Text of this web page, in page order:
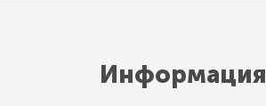
Информация